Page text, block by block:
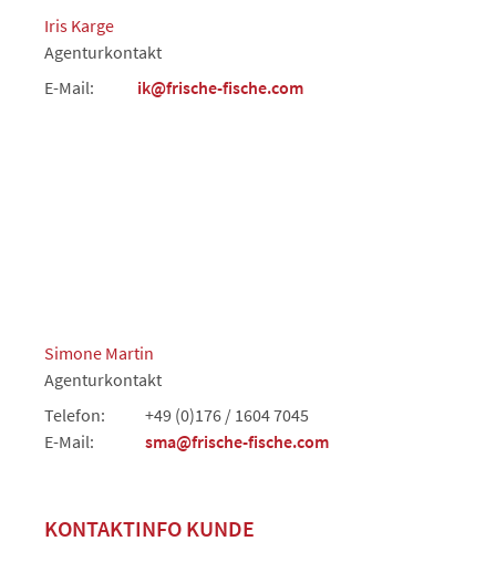
Iris Karge
Agenturkontakt
E-Mail:
ik@frische-fische.com
Simone Martin
Agenturkontakt
Telefon:
+49 (0)176 / 1604 7045
E-Mail:
sma@frische-fische.com
KONTAKTINFO KUNDE